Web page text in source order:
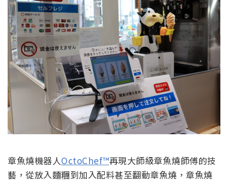
章魚燒機器人OctoChef™再現大師級章魚燒師傅的技
藝，從放入麵糰到加入配料甚至翻動章魚燒，章魚燒